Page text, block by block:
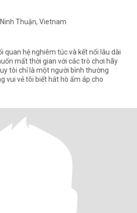
Thuận, Vietnam
quan hệ nghiêm túc và kết nối lâu dài
mất thời gian với các trò chơi hãy
tôi chỉ là một người bình thường
vui vẻ tôi biết hát hò ấm áp cho